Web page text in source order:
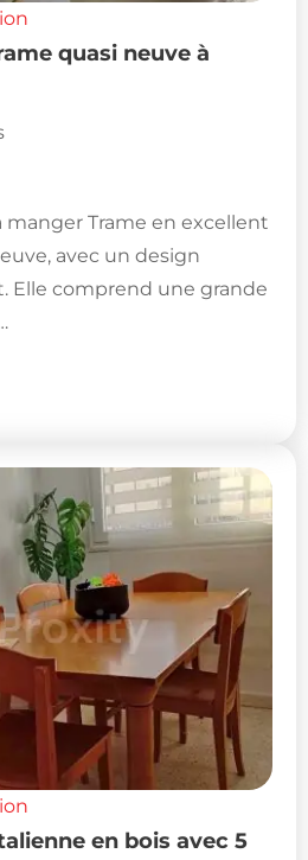
quasi neuve à
manger Trame en excellent
avec un design
Elle comprend une grande
en bois avec 5